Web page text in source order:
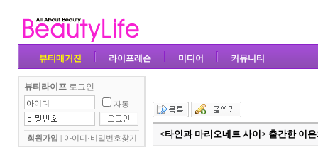
뷰티매거진 라이프레슨 미디어 커뮤니티
뷰티라이프 로그인
자동
회원가입 아이디·비밀번호찾기 <타인과 마리오네트 사이> 출간한 이